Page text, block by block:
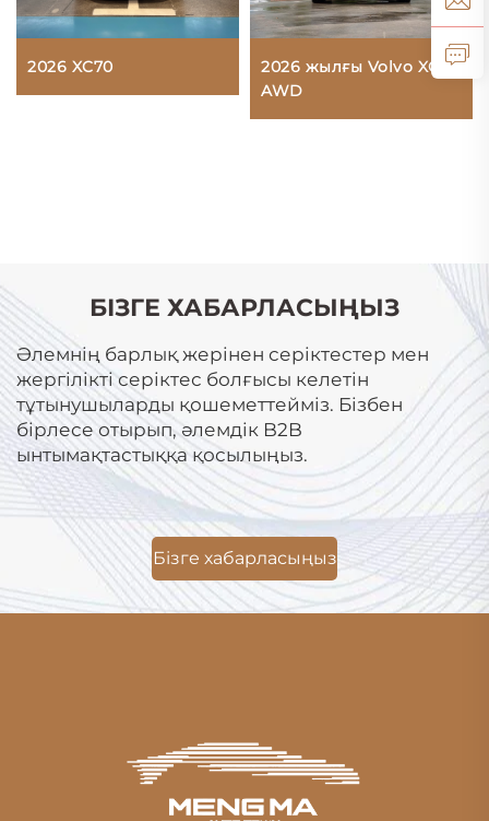
2026 XC70
2026 жылғы Volvo XC70
AWD
БІЗГЕ ХАБАРЛАСЫҢЫЗ
Әлемнің барлық жерінен серіктестер мен
жергілікті серіктес болғысы келетін
тұтынушыларды қошеметтейміз. Бізбен
бірлесе отырып, әлемдік B2B
ынтымақтастыққа қосылыңыз.
Бізге хабарласыңыз